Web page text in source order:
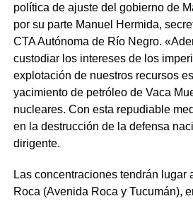
política de ajuste del gobierno de
por su parte Manuel Hermida,
CTA Autónoma de Río Negro.
custodiar los intereses de los
explotación de nuestros recursos
yacimiento de petróleo de Vaca
nucleares. Con esta repudiable
en la destrucción de la defensa
dirigente.
Las concentraciones tendrán lugar
Roca (Avenida Roca y Tucumán),